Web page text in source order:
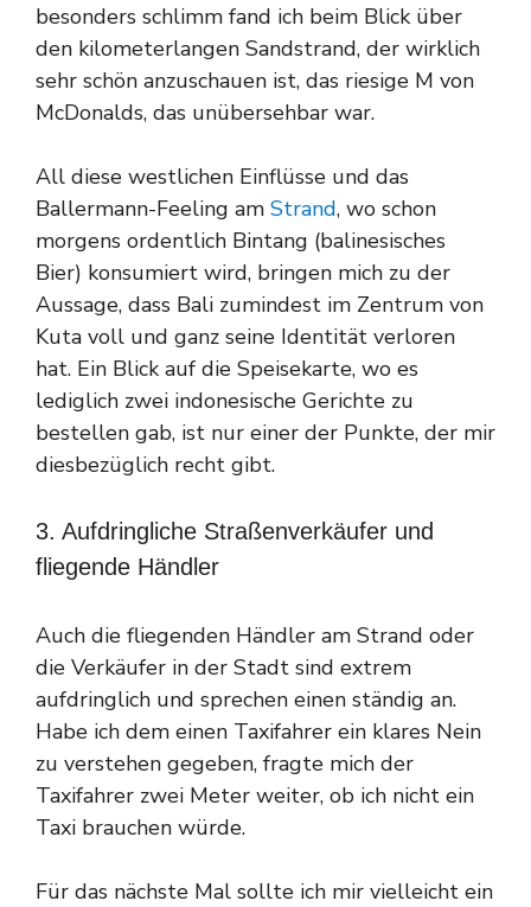
besonders schlimm fand ich beim Blick über
den kilometerlangen Sandstrand, der wirklich
sehr schön anzuschauen ist, das riesige M von
McDonalds, das unübersehbar war.
All diese westlichen Einflüsse und das
Ballermann-Feeling am Strand, wo schon
morgens ordentlich Bintang (balinesisches
Bier) konsumiert wird, bringen mich zu der
Aussage, dass Bali zumindest im Zentrum von
Kuta voll und ganz seine Identität verloren
hat. Ein Blick auf die Speisekarte, wo es
lediglich zwei indonesische Gerichte zu
bestellen gab, ist nur einer der Punkte, der mir
diesbezüglich recht gibt.
3. Aufdringliche Straßenverkäufer und
fliegende Händler
Auch die fliegenden Händler am Strand oder
die Verkäufer in der Stadt sind extrem
aufdringlich und sprechen einen ständig an.
Habe ich dem einen Taxifahrer ein klares Nein
zu verstehen gegeben, fragte mich der
Taxifahrer zwei Meter weiter, ob ich nicht ein
Taxi brauchen würde.
Für das nächste Mal sollte ich mir vielleicht ein